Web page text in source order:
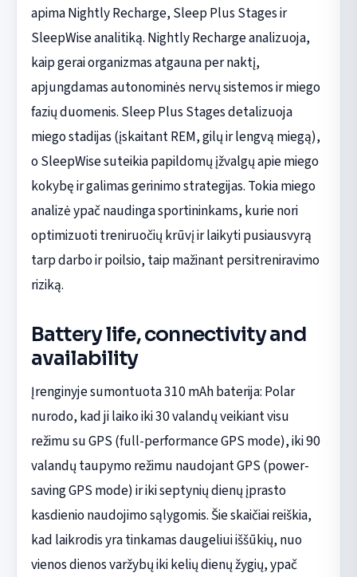
apima Nightly Recharge, Sleep Plus Stages ir
SleepWise analitiką. Nightly Recharge analizuoja,
kaip gerai organizmas atgauna per naktį,
apjungdamas autonominės nervų sistemos ir miego
fazių duomenis. Sleep Plus Stages detalizuoja
miego stadijas (įskaitant REM, gilų ir lengvą miegą),
o SleepWise suteikia papildomų įžvalgų apie miego
kokybę ir galimas gerinimo strategijas. Tokia miego
analizė ypač naudinga sportininkams, kurie nori
optimizuoti treniruočių krūvį ir laikyti pusiausvyrą
tarp darbo ir poilsio, taip mažinant persitreniravimo
riziką.
Battery life, connectivity and
availability
Įrenginyje sumontuota 310 mAh baterija: Polar
nurodo, kad ji laiko iki 30 valandų veikiant visu
režimu su GPS (full-performance GPS mode), iki 90
valandų taupymo režimu naudojant GPS (power-
saving GPS mode) ir iki septynių dienų įprasto
kasdienio naudojimo sąlygomis. Šie skaičiai reiškia,
kad laikrodis yra tinkamas daugeliui iššūkių, nuo
vienos dienos varžybų iki kelių dienų žygių, ypač